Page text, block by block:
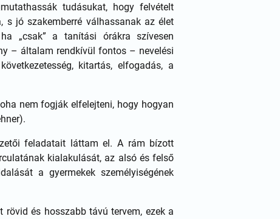
tudásukat, hogy felvételt
s jó szakemberré válhassanak az élet
„csak” a tanítási órákra szívesen
– általam rendkívül fontos – nevelési
kitartás, elfogadás, a
nem fogják elfelejteni, hogy hogyan
feladatait láttam el. A rám bízott
kialakulását, az alsó és felső
a gyermekek személyiségének
és hosszabb távú tervem, ezek a